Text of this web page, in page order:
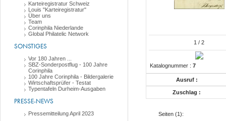
Karteiregistratur Schweiz
Louis "Karteiregistratur"
Über uns
Team
Corinphila Niederlande
Global Philatelic Network
SONSTIGES
Vor 180 Jahren ...
SBZ-Sonderpostflug - 100 Jahre
Corinphila
100 Jahre Corinphila - Bildergalerie
Wirtschaftsprüfer - Testat
Typentafeln Durheim-Ausgaben
PRESSE-NEWS
Pressemitteilung April 2023
1 / 2
Katalognummer : 7
Ausruf :
Zuschlag :
Seiten (1):